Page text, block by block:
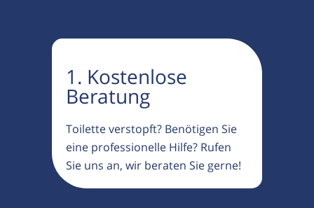
1. Kostenlose
Beratung
Toilette verstopft? Benötigen Sie
eine professionelle Hilfe? Rufen
Sie uns an, wir beraten Sie gerne!